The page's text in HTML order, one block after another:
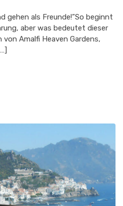
gehen als Freunde!”So beginnt
aber was bedeutet dieser
Amalfi Heaven Gardens,